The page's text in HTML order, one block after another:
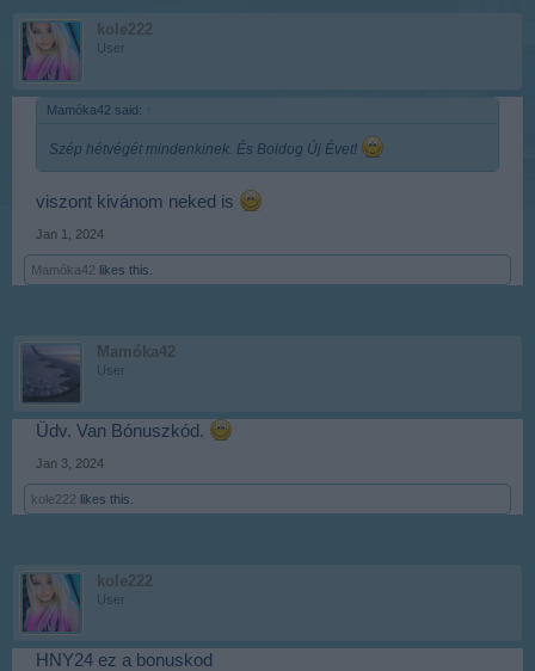
kole222
User
Mamóka42 said: ↑
Szép hétvégét mindenkinek. És Boldog Új Évet!
viszont kivánom neked is
Jan 1, 2024
Mamóka42 likes this.
Mamóka42
User
Üdv. Van Bónuszkód.
Jan 3, 2024
kole222 likes this.
kole222
User
HNY24 ez a bonuskod